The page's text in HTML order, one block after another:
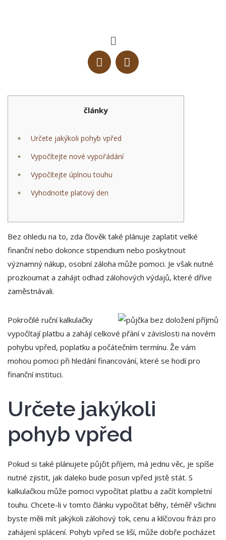
články
Určete jakýkoli pohyb vpřed
Vypočítejte nové vypořádání
Vypočítejte úplnou touhu
Vyhodnoťte platový den
Bez ohledu na to, zda člověk také plánuje zaplatit velké
finanční nebo dokonce stipendium nebo poskytnout
významný nákup, osobní záloha může pomoci. Je však nutné
prozkoumat a zahájit odhad zálohových výdajů, které dříve
zaměstnávali.
Pokročilé ruční kalkulačky
vypočítají platbu a zahájí celkové přání v závislosti na novém
pohybu vpřed, poplatku a počátečním termínu. Že vám
mohou pomoci při hledání financování, které se hodí pro
finanční instituci.
Určete jakýkoli
pohyb vpřed
Pokud si také plánujete půjčit příjem, má jednu věc, je spíše
nutné zjistit, jak daleko bude posun vpřed jistě stát. S
kalkulačkou může pomoci vypočítat platbu a začít kompletní
touhu. Chcete-li v tomto článku vypočítat běhy, téměř všichni
byste měli mít jakýkoli zálohový tok, cenu a klíčovou frázi pro
zahájení splácení. Pohyb vpřed se liší, může dobře pocházet